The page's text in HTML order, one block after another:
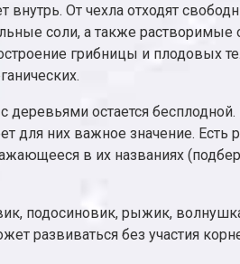
внутрь. От чехла отходят
соли, а также растворимые
грибницы и плодовых
остается бесплодной.
для них важное значение. Есть
в их названиях
подосиновик, рыжик,
развиваться без участия